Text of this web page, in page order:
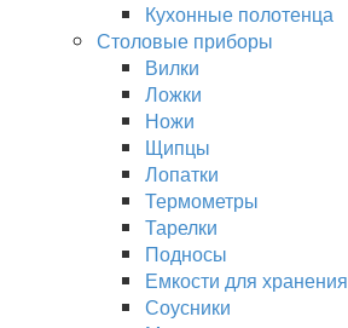
Кухонные полотенца
Столовые приборы
Вилки
Ложки
Ножи
Щипцы
Лопатки
Термометры
Тарелки
Подносы
Емкости для хранения
Соусники